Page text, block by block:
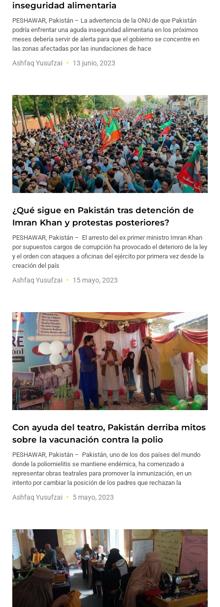
inseguridad alimentaria
PESHAWAR, Pakistán – La advertencia de la ONU de que Pakistán
podría enfrentar una aguda inseguridad alimentaria en los próximos
meses debería servir de alerta para que el gobierno se concentre en
las zonas afectadas por las inundaciones de hace
Ashfaq Yusufzai 13 junio, 2023
¿Qué sigue en Pakistán tras detención de
Imran Khan y protestas posteriores?
PESHAWAR, Pakistán – El arresto del ex primer ministro Imran Khan
por supuestos cargos de corrupción ha provocado el deterioro de la ley
y el orden con ataques a oficinas del ejército por primera vez desde la
creación del país
Ashfaq Yusufzai 15 mayo, 2023
Con ayuda del teatro, Pakistán derriba mitos
sobre la vacunación contra la polio
PESHAWAR, Pakistán – Pakistán, uno de los dos países del mundo
donde la poliomielitis se mantiene endémica, ha comenzado a
representar obras teatrales para promover la inmunización, en un
intento por cambiar la posición de los padres que rechazan la
Ashfaq Yusufzai 5 mayo, 2023